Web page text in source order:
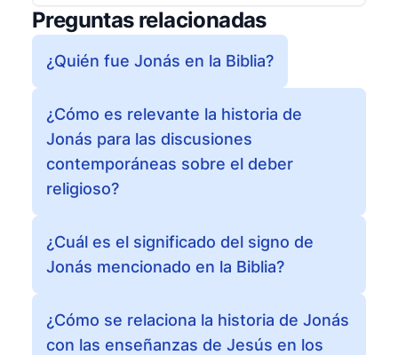
Preguntas relacionadas
¿Quién fue Jonás en la Biblia?
¿Cómo es relevante la historia de
Jonás para las discusiones
contemporáneas sobre el deber
religioso?
¿Cuál es el significado del signo de
Jonás mencionado en la Biblia?
¿Cómo se relaciona la historia de Jonás
con las enseñanzas de Jesús en los